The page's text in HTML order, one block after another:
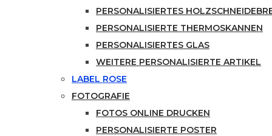
PERSONALISIERTES
PERSONALISIERTE THERMOSKANNEN
PERSONALISIERTES GLAS
WEITERE PERSONALISIERTE ARTIKEL
LABEL ROSE
FOTOGRAFIE
FOTOS ONLINE DRUCKEN
PERSONALISIERTE POSTER